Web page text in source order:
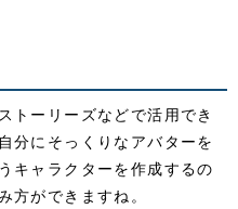
トーリーズなどで活用でき
分にそっくりなアバターを
キャラクターを作成するの
方ができますね。